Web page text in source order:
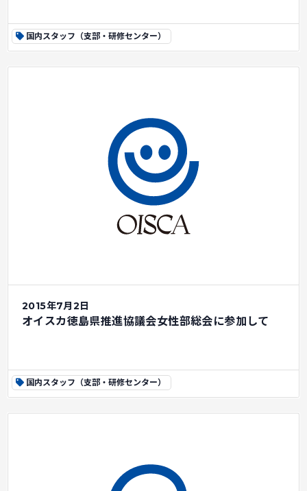
国内スタッフ（支部・研修センター）
2015年7月2日
オイスカ徳島県推進協議会女性部総会に参加して
国内スタッフ（支部・研修センター）